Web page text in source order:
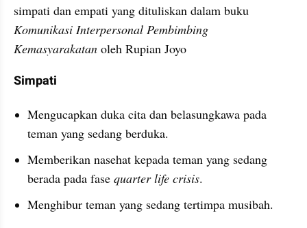
Komunikasi Interpersonal Pembimbing
Kemasyarakatan oleh Rupian Joyo
Simpati
Mengucapkan duka cita dan belasungkawa pada
teman yang sedang berduka.
Memberikan nasehat kepada teman yang sedang
berada pada fase quarter life crisis.
Menghibur teman yang sedang tertimpa musibah.